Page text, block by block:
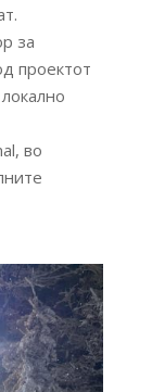
за
проектот
во